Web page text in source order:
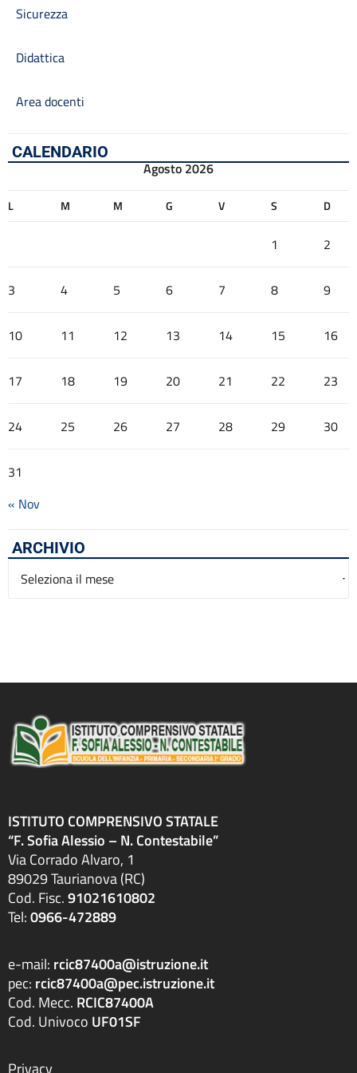
Sicurezza
Didattica
Area docenti
CALENDARIO
Agosto 2026
L M M G V S D
1 2
3 4 5 6 7 8 9
10 11 12 13 14 15 16
17 18 19 20 21 22 23
24 25 26 27 28 29 30
31
« Nov
ARCHIVIO
Archivio
ISTITUTO COMPRENSIVO STATALE
“F. Sofia Alessio – N. Contestabile”
Via Corrado Alvaro, 1
89029 Taurianova (RC)
Cod. Fisc.91021610802
Tel:0966-472889
e-mail: rcic87400a@istruzione.it
pec: rcic87400a@pec.istruzione.it
Cod. Mecc. RCIC87400A
Cod. Univoco UF01SF
Privacy